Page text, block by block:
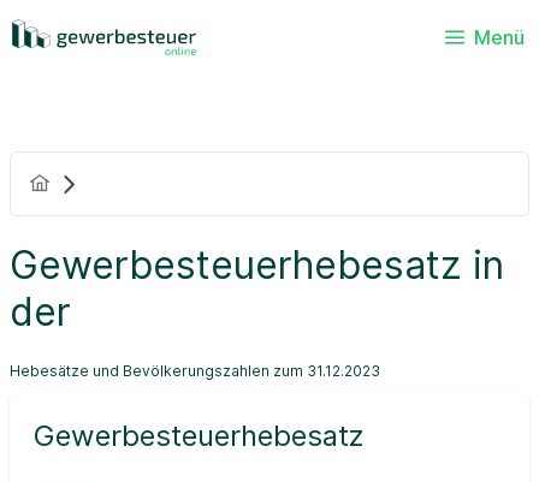
Menü
Gewerbesteuerhebesatz in
der
Hebesätze und Bevölkerungszahlen zum 31.12.2023
Gewerbesteuerhebesatz